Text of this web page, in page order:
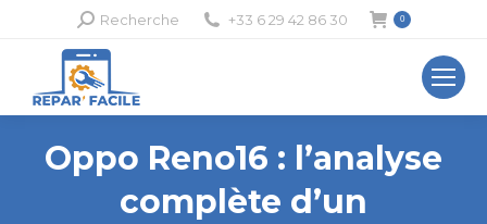
Recherche
Recherche +33 6 29 42 86 30 0
Oppo Reno16 : l’analyse
complète d’un